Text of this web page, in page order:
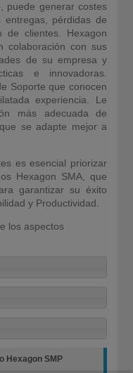
puede generar costes
pérdidas de
de clientes. Hexagon
colaboración con sus
de su empresa y
e innovadoras.
Soporte que conocen
experiencia. Le
más adecuada de
se adapte mejor a
es esencial priorizar
Hexagon SMA, que
garantizar su éxito
y Productividad.
los aspectos
Hexagon SMP